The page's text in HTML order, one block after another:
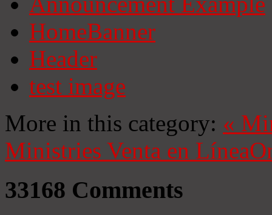
HomeBanner
Header
test image
More in this category: «
Ministries Venta en Línea
33168 Comments